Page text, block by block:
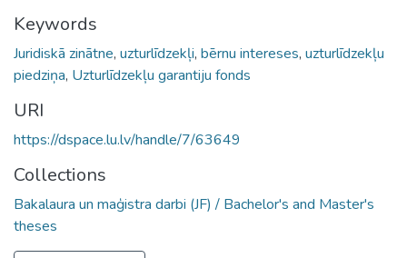
Keywords
Juridiskā zinātne, uzturlīdzekļi, bērnu intereses, uzturlīdzekļu
piedziņa, Uzturlīdzekļu garantiju fonds
URI
https://dspace.lu.lv/handle/7/63649
Collections
Bakalaura un maģistra darbi (JF) / Bachelor's and Master's
theses